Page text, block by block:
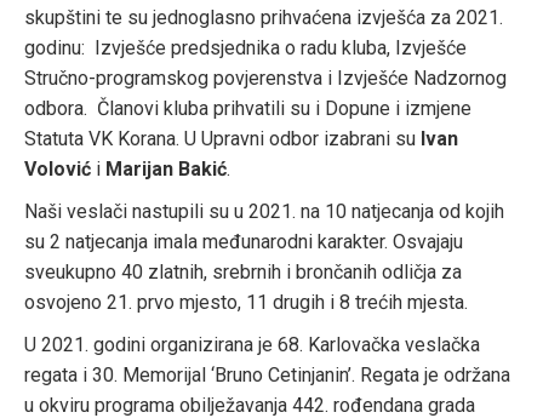
skupštini te su jednoglasno prihvaćena izvješća za 2021.
godinu: Izvješće predsjednika o radu kluba, Izvješće
Stručno-programskog povjerenstva i Izvješće Nadzornog
odbora. Članovi kluba prihvatili su i Dopune i izmjene
Statuta VK Korana. U Upravni odbor izabrani su Ivan
Volović i Marijan Bakić.
Naši veslači nastupili su u 2021. na 10 natjecanja od kojih
su 2 natjecanja imala međunarodni karakter. Osvajaju
sveukupno 40 zlatnih, srebrnih i brončanih odličja za
osvojeno 21. prvo mjesto, 11 drugih i 8 trećih mjesta.
U 2021. godini organizirana je 68. Karlovačka veslačka
regata i 30. Memorijal ‘Bruno Cetinjanin’. Regata je održana
u okviru programa obilježavanja 442. rođendana grada